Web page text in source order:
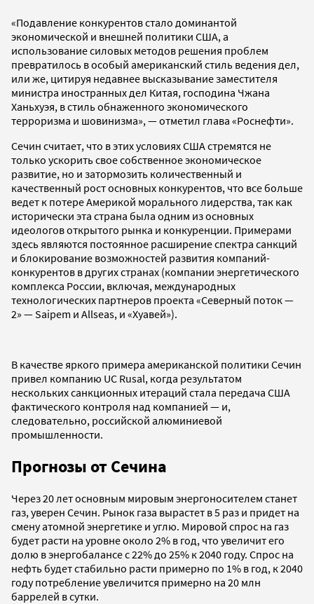
«Подавление конкурентов стало доминантой
экономической и внешней политики США, а
использование силовых методов решения проблем
превратилось в особый американский стиль ведения дел,
или же, цитируя недавнее высказывание заместителя
министра иностранных дел Китая, господина Чжана
Ханьхуэя, в стиль обнаженного экономического
терроризма и шовинизма», — отметил глава «Роснефти».
Сечин считает, что в этих условиях США стремятся не
только ускорить свое собственное экономическое
развитие, но и затормозить количественный и
качественный рост основных конкурентов, что все больше
ведет к потере Америкой морального лидерства, так как
исторически эта страна была одним из основных
идеологов открытого рынка и конкуренции. Примерами
здесь являются постоянное расширение спектра санкций
и блокирование возможностей развития компаний-
конкурентов в других странах (компании энергетического
комплекса России, включая, международных
технологических партнеров проекта «Северный поток —
2» — Saipem и Allseas, и «Хуавей»).
В качестве яркого примера американской политики Сечин
привел компанию UC Rusal, когда результатом
нескольких санкционных итераций стала передача США
фактического контроля над компанией — и,
следовательно, российской алюминиевой
промышленности.
Прогнозы от Сечина
Через 20 лет основным мировым энергоносителем станет
газ, уверен Сечин. Рынок газа вырастет в 5 раз и придет на
смену атомной энергетике и углю. Мировой спрос на газ
будет расти на уровне около 2% в год, что увеличит его
долю в энергобалансе с 22% до 25% к 2040 году. Спрос на
нефть будет стабильно расти примерно по 1% в год, к 2040
году потребление увеличится примерно на 20 млн
баррелей в сутки.